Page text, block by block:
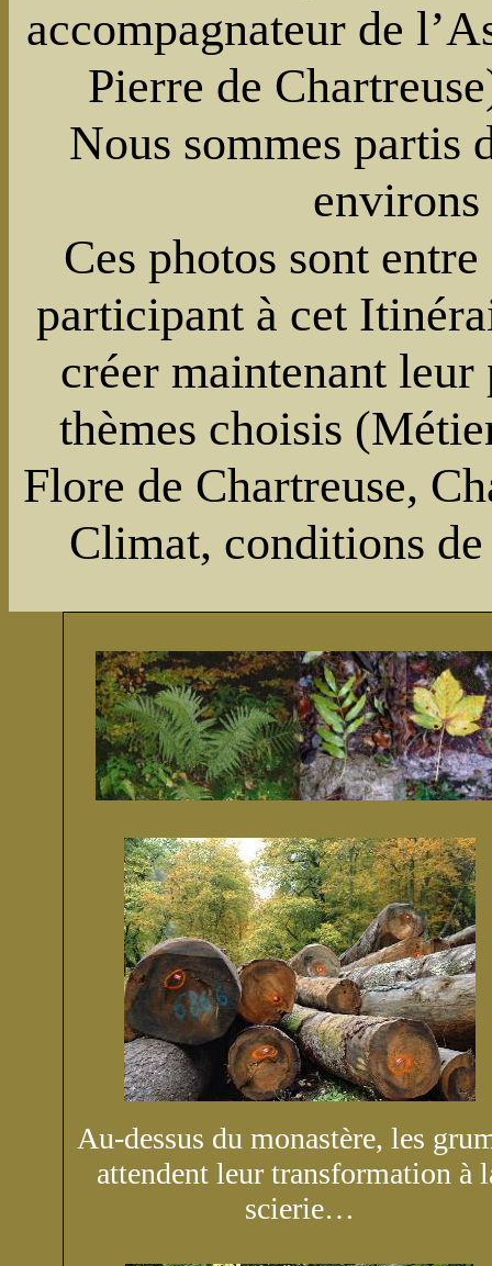
accompagnateur de
Pierre de
Nous sommes partis
environs
Ces photos sont
participant à cet
créer maintenant leur
thèmes choisis
Flore de Chartreuse,
Climat, conditions
Au-dessus du monastère, les
attendent leur transformation à
scierie…